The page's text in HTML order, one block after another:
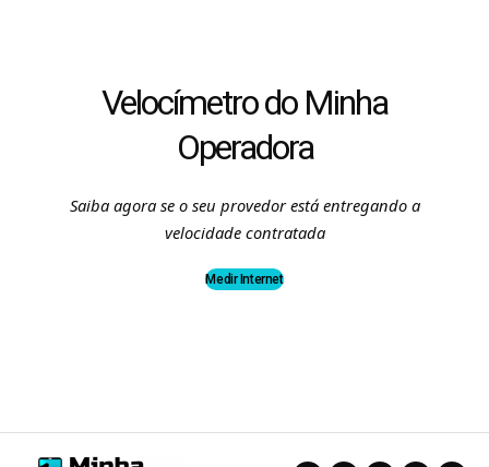
Velocímetro do Minha
Operadora
Saiba agora se o seu provedor está entregando a
velocidade contratada
Medir Internet